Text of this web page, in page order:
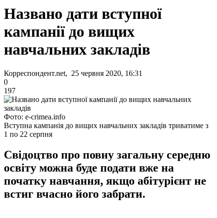
Названо дати вступної
кампанії до вищих
навчальних закладів
Корреспондент.net, 25 червня 2020, 16:31
0
197
Фото: e-crimea.info
Вступна кампанія до вищих навчальних закладів триватиме з
1 по 22 серпня
Свідоцтво про повну загальну середню
освіту можна буде подати вже на
початку навчання, якщо абітурієнт не
встиг вчасно його забрати.